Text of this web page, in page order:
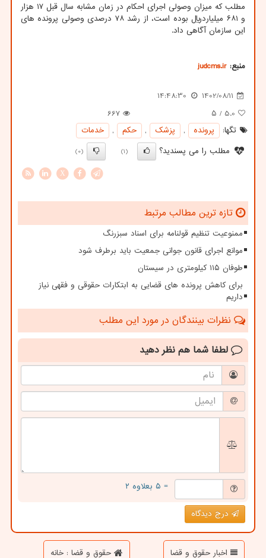
مطلب که میزان وصولی اجرای احکام در زمان مشابه سال قبل ۱۷ هزار
و ۶۸۱ میلیاردریال بوده است، از رشد ۷۸ درصدی وصولی پرونده های
این سازمان آگاهی داد.
منبع: judcms.ir
1402/08/11
14:48:30
5.0 / ۵
667
تگها:
پرونده , پزشك , حكم ,
خدمات
مطلب را می پسندید؟
(1)
(0)
X
تازه ترین مطالب مرتبط
ممنوعیت تنظیم قولنامه برای اسناد سبزرنگ
موانع اجرای قانون جوانی جمعیت باید برطرف شود
طوفان ۱۱۵ کیلومتری در سیستان
برای کاهش پرونده های قضایی به ابتکارات حقوقی و فقهی نیاز
داریم
نظرات بینندگان در مورد این مطلب
لطفا شما هم نظر دهید
= ۵ بعلاوه ۲
درج دیدگاه
اخبار حقوق و قضا حقوق و قضا : خانه